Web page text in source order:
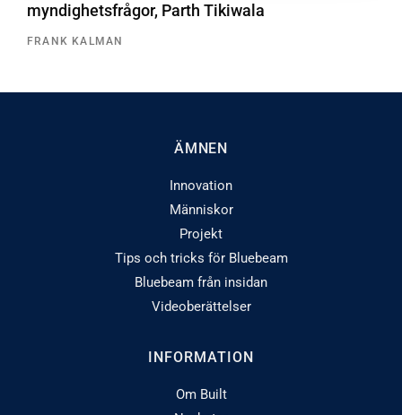
myndighetsfrågor, Parth Tikiwala
FRANK KALMAN
ÄMNEN
Innovation
Människor
Projekt
Tips och tricks för Bluebeam
Bluebeam från insidan
Videoberättelser
INFORMATION
Om Built